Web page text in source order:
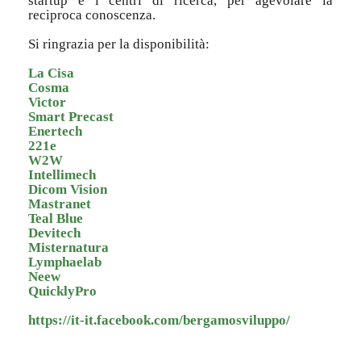
reciproca conoscenza.
Si ringrazia per la disponibilità:
La Cisa
Cosma
Victor
Smart Precast
Enertech
221e
W2W
Intellimech
Dicom Vision
Mastranet
Teal Blue
Devitech
Misternatura
Lymphaelab
Neew
QuicklyPro
https://it-it.facebook.com/bergamosviluppo/